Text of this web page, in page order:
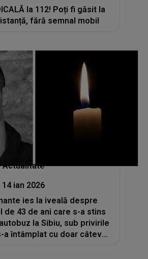
la 112! Poți fi găsit la
fără semnal mobil
Actualitate
14 ian 2026
ies la iveală despre
de 43 de ani care s-a stins
la Sibiu, sub privirile
a întâmplat cu doar câteva